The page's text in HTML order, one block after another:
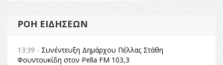
ΡΟΉ ΕΙΔΉΣΕΩΝ
13:39 - Συνέντευξη Δημάρχου Πέλλας Στάθη
Φουντουκίδη στον Pella FM 103,3